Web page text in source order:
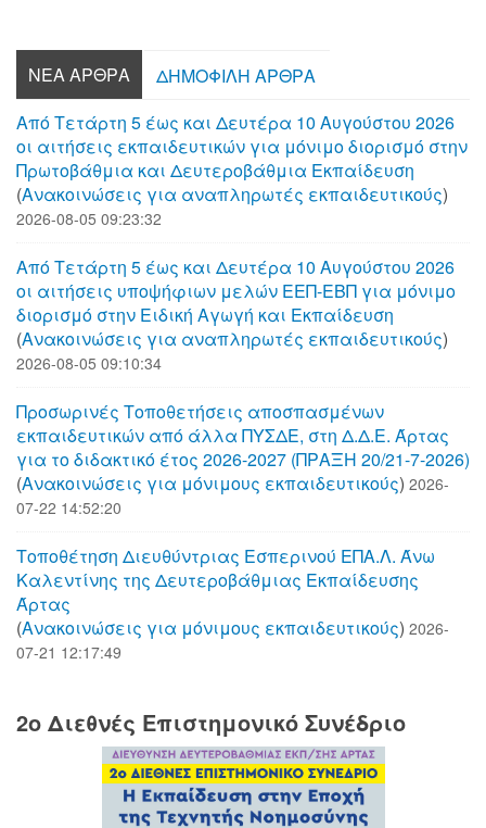
ΝΈΑ ΆΡΘΡΑ
ΔΗΜΟΦΙΛΉ ΆΡΘΡΑ
Από Τετάρτη 5 έως και Δευτέρα 10 Αυγούστου 2026
οι αιτήσεις εκπαιδευτικών για μόνιμο διορισμό στην
Πρωτοβάθμια και Δευτεροβάθμια Εκπαίδευση
(Aνακοινώσεις για αναπληρωτές εκπαιδευτικούς)
2026-08-05 09:23:32
Από Τετάρτη 5 έως και Δευτέρα 10 Αυγούστου 2026
οι αιτήσεις υποψήφιων μελών ΕΕΠ-ΕΒΠ για μόνιμο
διορισμό στην Ειδική Αγωγή και Εκπαίδευση
(Aνακοινώσεις για αναπληρωτές εκπαιδευτικούς)
2026-08-05 09:10:34
Προσωρινές Τοποθετήσεις αποσπασμένων
εκπαιδευτικών από άλλα ΠΥΣΔΕ, στη Δ.Δ.Ε. Άρτας
για το διδακτικό έτος 2026-2027 (ΠΡΑΞΗ 20/21-7-2026)
(Aνακοινώσεις για μόνιμους εκπαιδευτικούς) 2026-
07-22 14:52:20
Τοποθέτηση Διευθύντριας Εσπερινού ΕΠΑ.Λ. Άνω
Καλεντίνης της Δευτεροβάθμιας Εκπαίδευσης
Άρτας
(Aνακοινώσεις για μόνιμους εκπαιδευτικούς) 2026-
07-21 12:17:49
2o Διεθνές Επιστημονικό Συνέδριο